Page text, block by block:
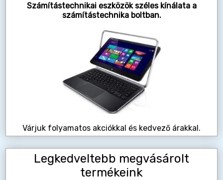
Számítástechnikai eszközök széles kínálata a
számítástechnika boltban.
Várjuk folyamatos akciókkal és kedvező árakkal.
Legkedveltebb megvásárolt
termékeink